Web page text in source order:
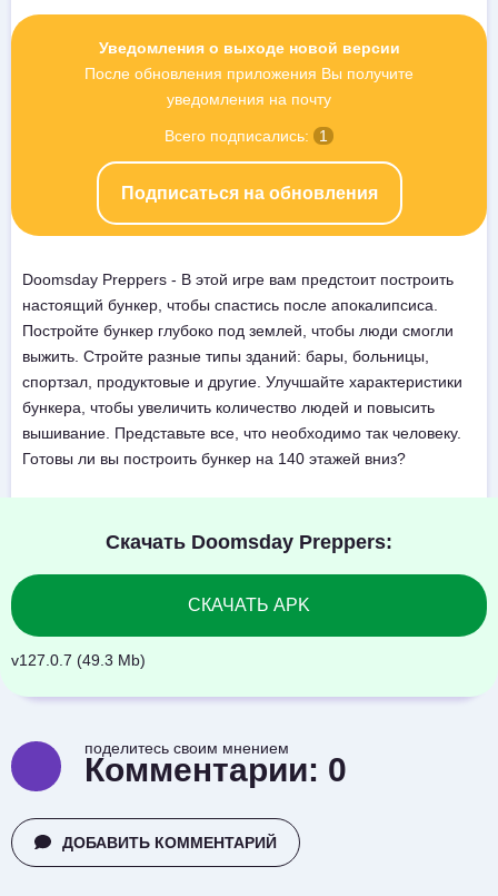
Уведомления о выходе новой версии
После обновления приложения Вы получите
уведомления на почту
Подписаться на обновления
Всего подписались: 1
Doomsday Preppers - В этой игре вам предстоит построить
настоящий бункер, чтобы спастись после апокалипсиса.
Постройте бункер глубоко под землей, чтобы люди смогли
выжить. Стройте разные типы зданий: бары, больницы,
спортзал, продуктовые и другие. Улучшайте характеристики
бункера, чтобы увеличить количество людей и повысить
вышивание. Представьте все, что необходимо так человеку.
Готовы ли вы построить бункер на 140 этажей вниз?
Скачать Doomsday Preppers:
СКАЧАТЬ APK
v127.0.7 (49.3 Mb)
поделитесь своим мнением
Комментарии: 0
ДОБАВИТЬ КОММЕНТАРИЙ